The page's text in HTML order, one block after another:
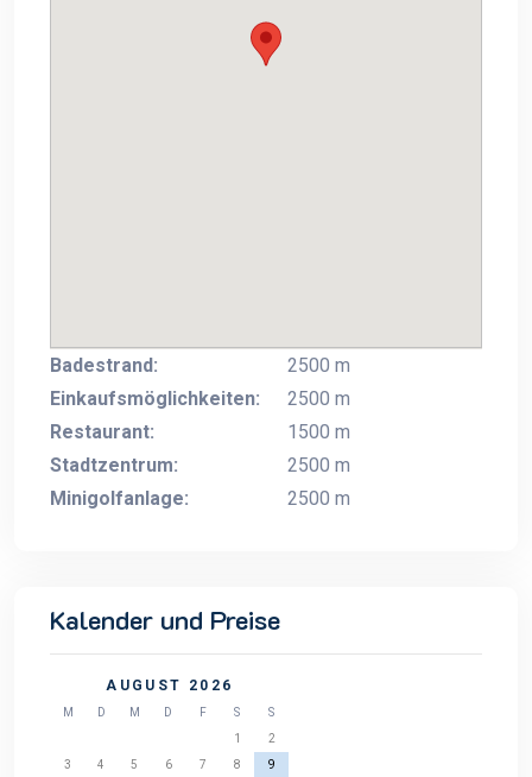
Badestrand:
2500 m
Einkaufsmöglichkeiten:
2500 m
Restaurant:
1500 m
Stadtzentrum:
2500 m
Minigolfanlage:
2500 m
Kalender und Preise
AUGUST 2026
M D M D F S
S
1
2
3
4 5 6 7 8
9